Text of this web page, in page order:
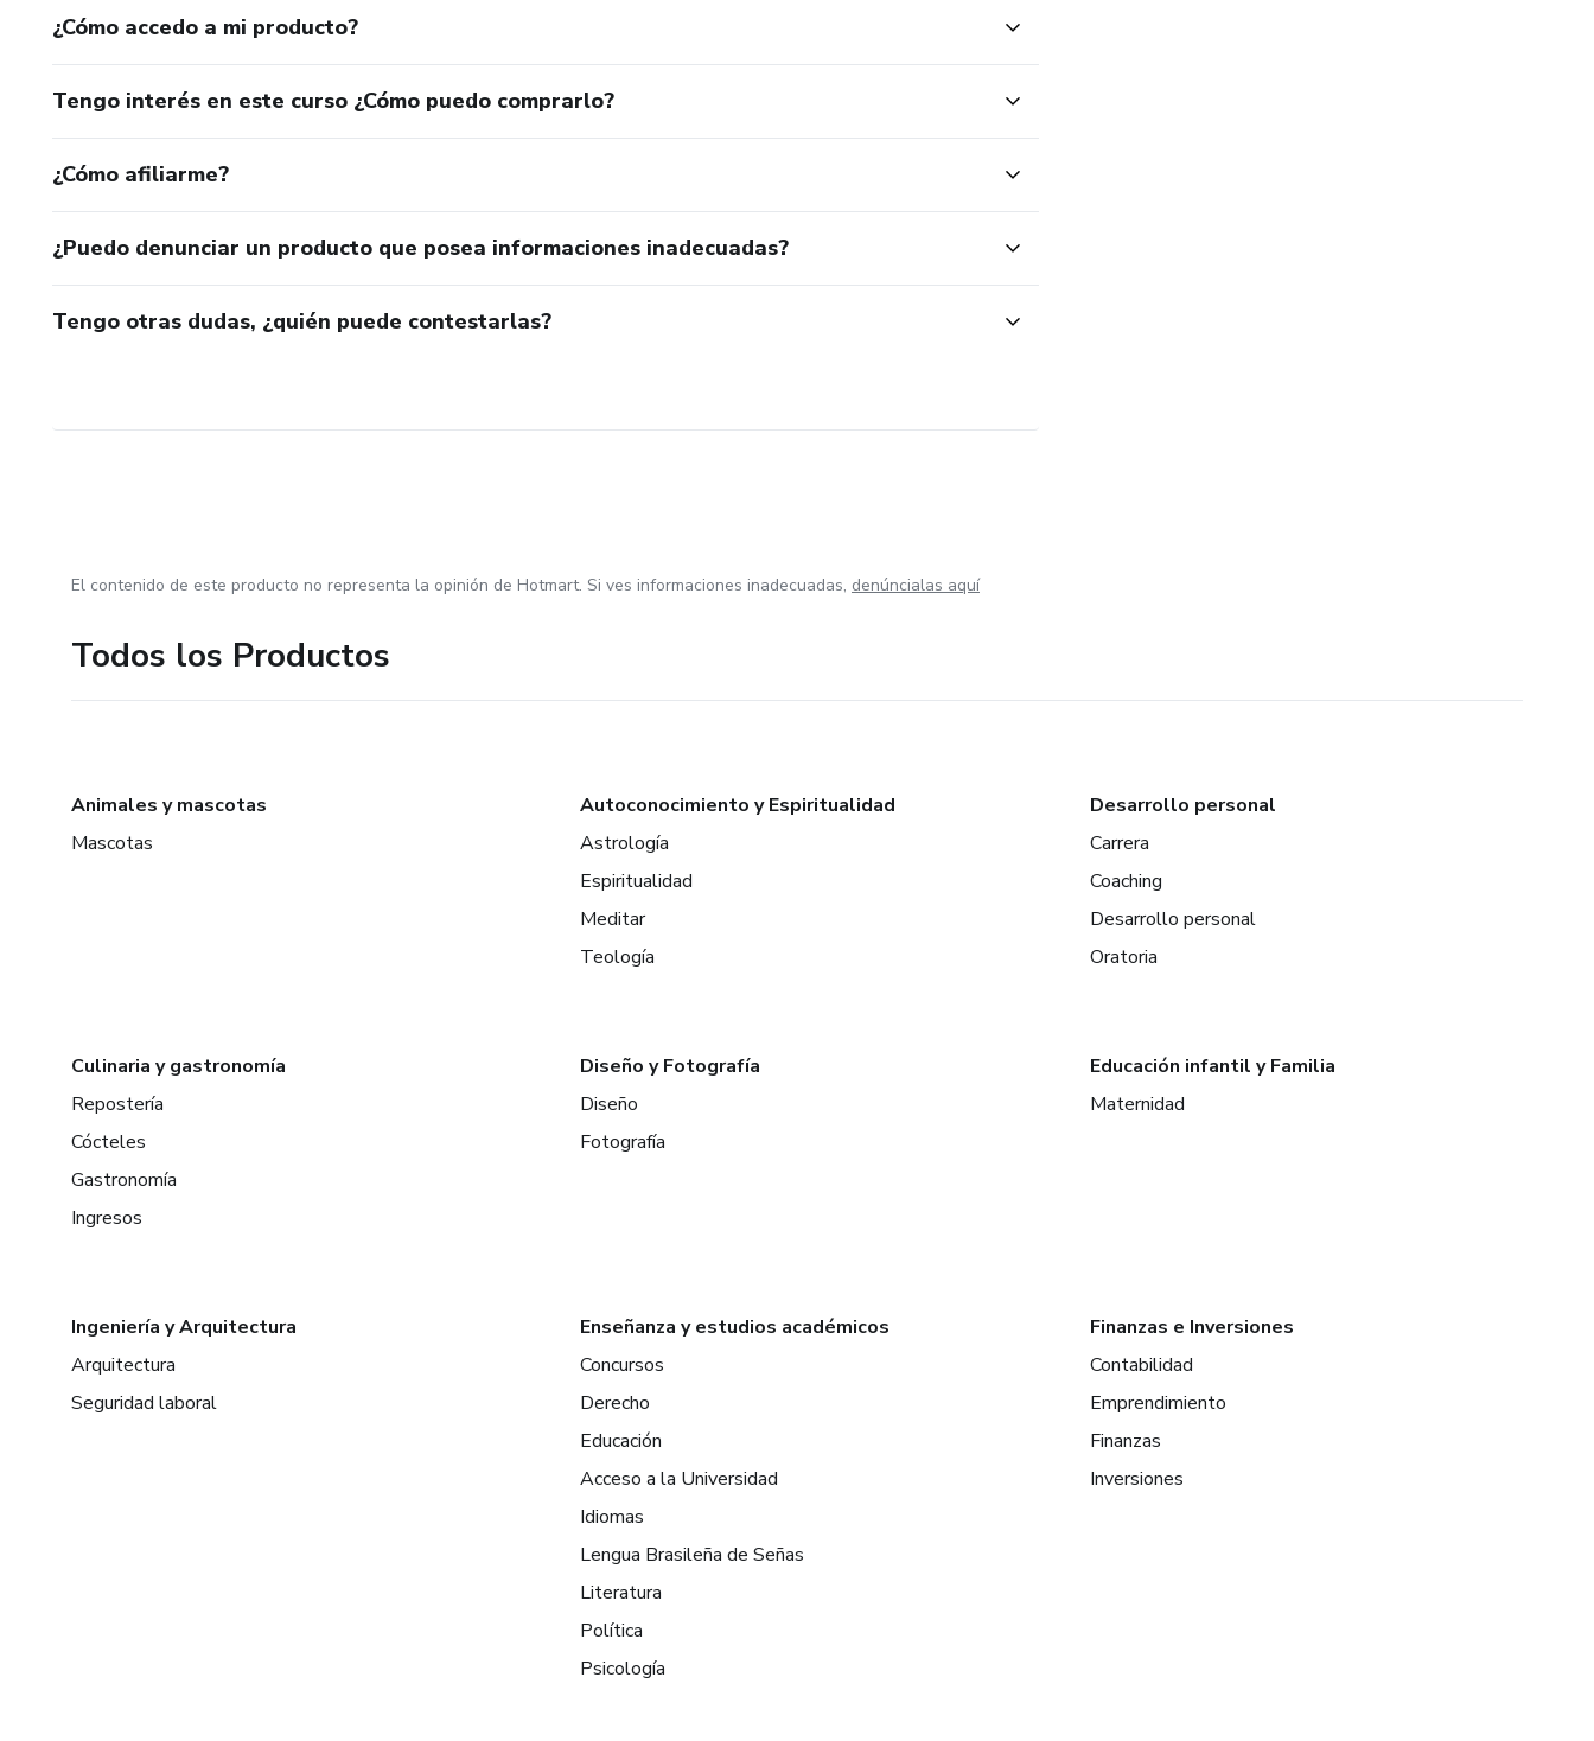
¿Cómo accedo a mi producto?
Tengo interés en este curso ¿Cómo puedo comprarlo?
¿Cómo afiliarme?
¿Puedo denunciar un producto que posea informaciones inadecuadas?
Tengo otras dudas, ¿quién puede contestarlas?
El contenido de este producto no representa la opinión de Hotmart. Si ves informaciones inadecuadas, denúncialas aquí
Todos los Productos
Animales y mascotas
Mascotas
Autoconocimiento y Espiritualidad
Astrología
Espiritualidad
Meditar
Teología
Desarrollo personal
Carrera
Coaching
Desarrollo personal
Oratoria
Culinaria y gastronomía
Repostería
Cócteles
Gastronomía
Ingresos
Diseño y Fotografía
Diseño
Fotografía
Educación infantil y Familia
Maternidad
Ingeniería y Arquitectura
Arquitectura
Seguridad laboral
Enseñanza y estudios académicos
Concursos
Derecho
Educación
Acceso a la Universidad
Idiomas
Lengua Brasileña de Señas
Literatura
Política
Psicología
Finanzas e Inversiones
Contabilidad
Emprendimiento
Finanzas
Inversiones